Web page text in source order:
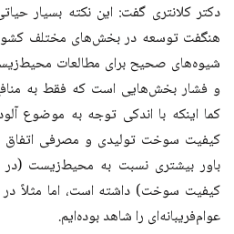
دکتر کلانتری گفت: این نکته بسیار
هنگفت توسعه در بخش‌های مختلف
شیوه‌های صحیح برای مطالعات
و فشار بخش‌هایی است که فقط به
کما اینکه با اندکی توجه به موضوع
کیفیت سوخت تولیدی و مصرفی اتفاق
باور بیشتری نسبت به محیط‌زیست
کیفیت سوخت) داشته است، اما مثلاً
عوام‌فریبانه‌ای را شاهد بوده‌ایم.